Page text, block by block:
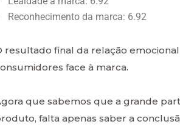
Reconhecimento da marca: 6.92
resultado final da relação
face à marca.
que sabemos que a grande
falta apenas saber a